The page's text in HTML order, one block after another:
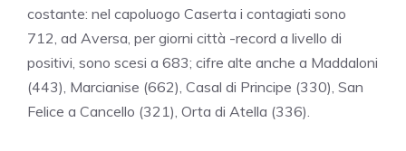
costante: nel capoluogo Caserta i contagiati sono
712, ad Aversa, per giorni città -record a livello di
positivi, sono scesi a 683; cifre alte anche a Maddaloni
(443), Marcianise (662), Casal di Principe (330), San
Felice a Cancello (321), Orta di Atella (336).